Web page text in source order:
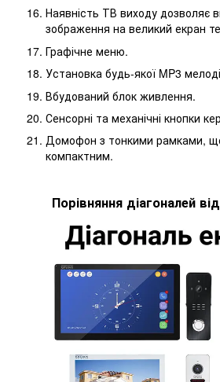
Наявність ТВ виходу дозволяє
зображення на великий екран
Графічне меню.
Установка будь-якої MP3
Вбудований блок живлення.
Сенсорні та механічні кнопки
Домофон з тонкими рамками,
компактним.
Порівняння діагоналей